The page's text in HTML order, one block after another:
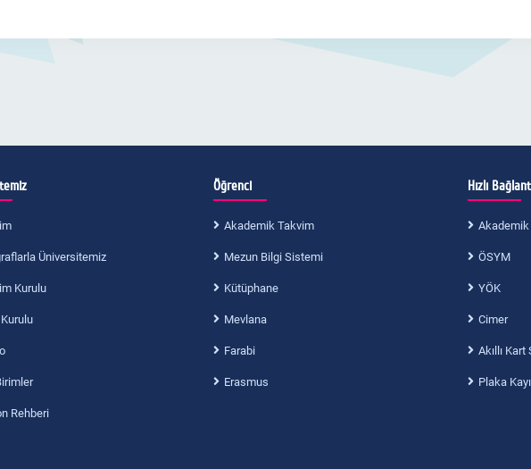
Üniversitemiz
Kurulu
Rehberi
Öğrenci
Akademik Takvim
Mezun Bilgi Sistemi
Kütüphane
Mevlana
Farabi
Erasmus
Hızlı
ÖSYM
YÖK
Cimer
Akıllı
Plaka